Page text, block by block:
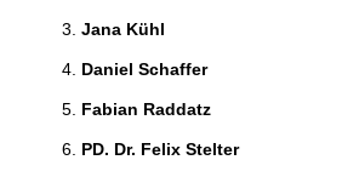
Jana Kühl
Daniel Schaffer
Fabian Raddatz
PD. Dr. Felix Stelter